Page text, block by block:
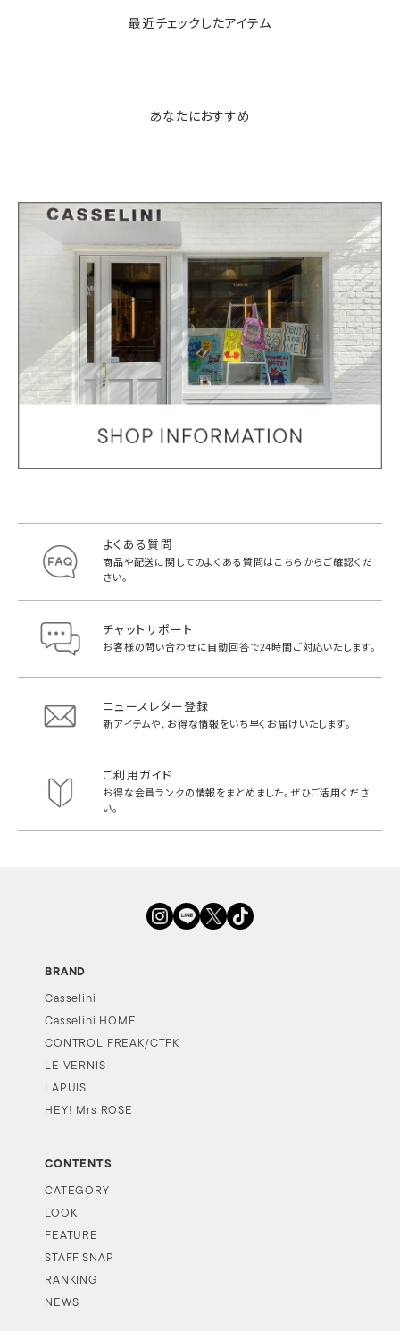
最近チェックしたアイテム
あなたにおすすめ
よくある質問
商品や配送に関してのよくある質問はこちらからご確認くだ
さい。
チャットサポート
お客様の問い合わせに自動回答で24時間ご対応いたします。
ニュースレター登録
新アイテムや、お得な情報をいち早く お届けいたします。
ご利用ガイド
お得な会員ランクの情報をまとめました。ぜひご活用くださ
い。
BRAND
Casselini
Casselini HOME
CONTROL FREAK/CTFK
LE VERNIS
LAPUIS
HEY! Mrs ROSE
CONTENTS
CATEGORY
LOOK
FEATURE
STAFF SNAP
RANKING
NEWS